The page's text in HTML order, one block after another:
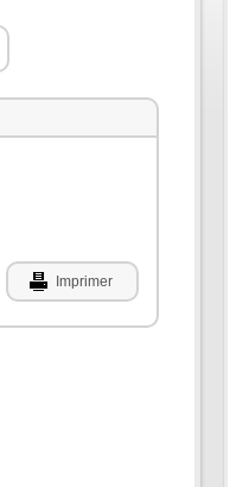
Imprimer